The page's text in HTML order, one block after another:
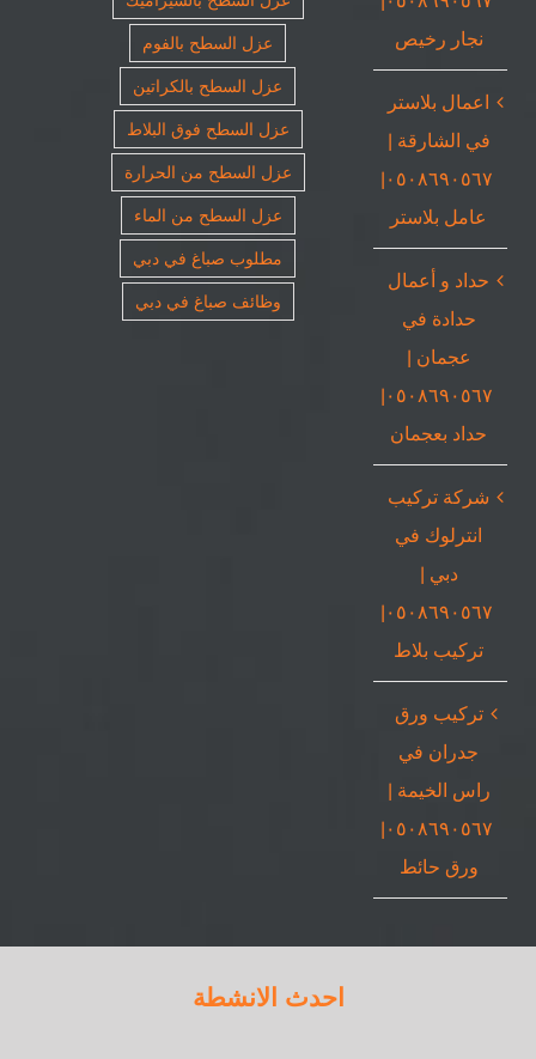
نجار رخيص
اعمال بلاستر
في الشارقة |
٠٥٠٨٦٩٠٥٦٧|
عامل بلاستر
حداد و أعمال
حدادة في
عجمان |
٠٥٠٨٦٩٠٥٦٧|
حداد بعجمان
شركة تركيب
انترلوك في
دبي |
٠٥٠٨٦٩٠٥٦٧|
تركيب بلاط
تركيب ورق
جدران في
راس الخيمة |
٠٥٠٨٦٩٠٥٦٧|
ورق حائط
عزل السطح بالفوم
عزل السطح بالكراتين
عزل السطح فوق البلاط
عزل السطح من الحرارة
عزل السطح من الماء
مطلوب صباغ في دبي
وظائف صباغ في دبي
احدث الانشطة